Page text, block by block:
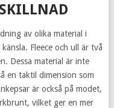
av olika material i
Fleece och ull är två
Dessa material är inte
en taktil dimension som
är också på modet,
vilket ger en mer